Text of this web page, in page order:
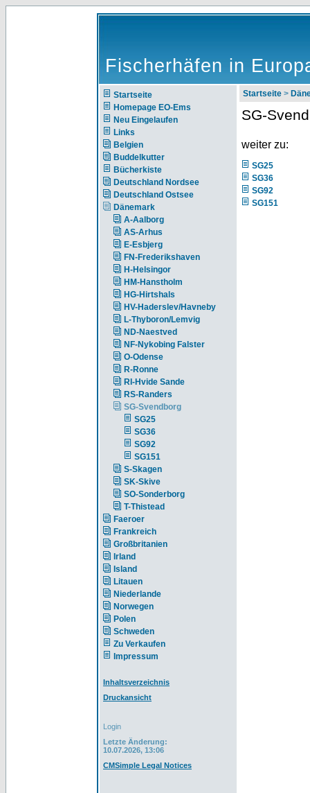
Fischerhäfen in
Startseite
Homepage EO-Ems
Neu Eingelaufen
Links
Belgien
Buddelkutter
Bücherkiste
Deutschland Nordsee
Deutschland Ostsee
Dänemark
A-Aalborg
AS-Arhus
E-Esbjerg
FN-Frederikshaven
H-Helsingor
HM-Hanstholm
HG-Hirtshals
HV-Haderslev/Havneby
L-Thyboron/Lemvig
ND-Naestved
NF-Nykobing Falster
O-Odense
R-Ronne
RI-Hvide Sande
RS-Randers
SG-Svendborg
SG25
SG36
SG92
SG151
S-Skagen
SK-Skive
SO-Sonderborg
T-Thistead
Faeroer
Frankreich
Großbritanien
Irland
Island
Litauen
Niederlande
Norwegen
Polen
Schweden
Zu Verkaufen
Impressum
Inhaltsverzeichnis
Druckansicht
Login
Letzte Änderung:
10.07.2026, 13:06
CMSimple Legal Notices
Startseite >
SG-
weiter zu:
SG25
SG36
SG92
SG151